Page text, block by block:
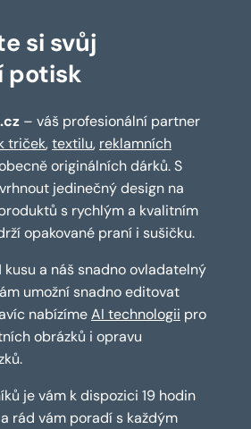
si svůj
potisk
– váš profesionální partner
triček,textilu, reklamních
originálních dárků. S
jedinečný design na
s rychlým a kvalitním
opakované praní i sušičku.
kusu a náš snadno ovladatelný
umožní snadno editovat
nabízímeAI technologii pro
obrázků i opravu
je vám k dispozici 19 hodin
rád vám poradí s každým